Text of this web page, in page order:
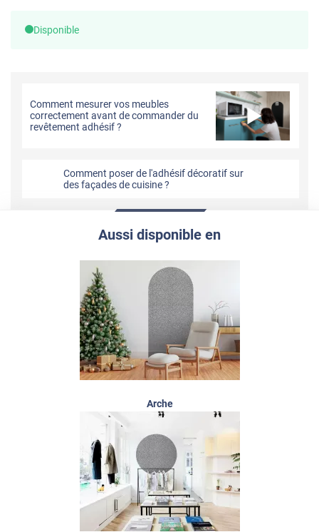
Disponible
Comment mesurer vos meubles
correctement avant de commander du
revêtement adhésif ?
Comment poser de l'adhésif décoratif sur
des façades de cuisine ?
Aussi disponible en
Arche